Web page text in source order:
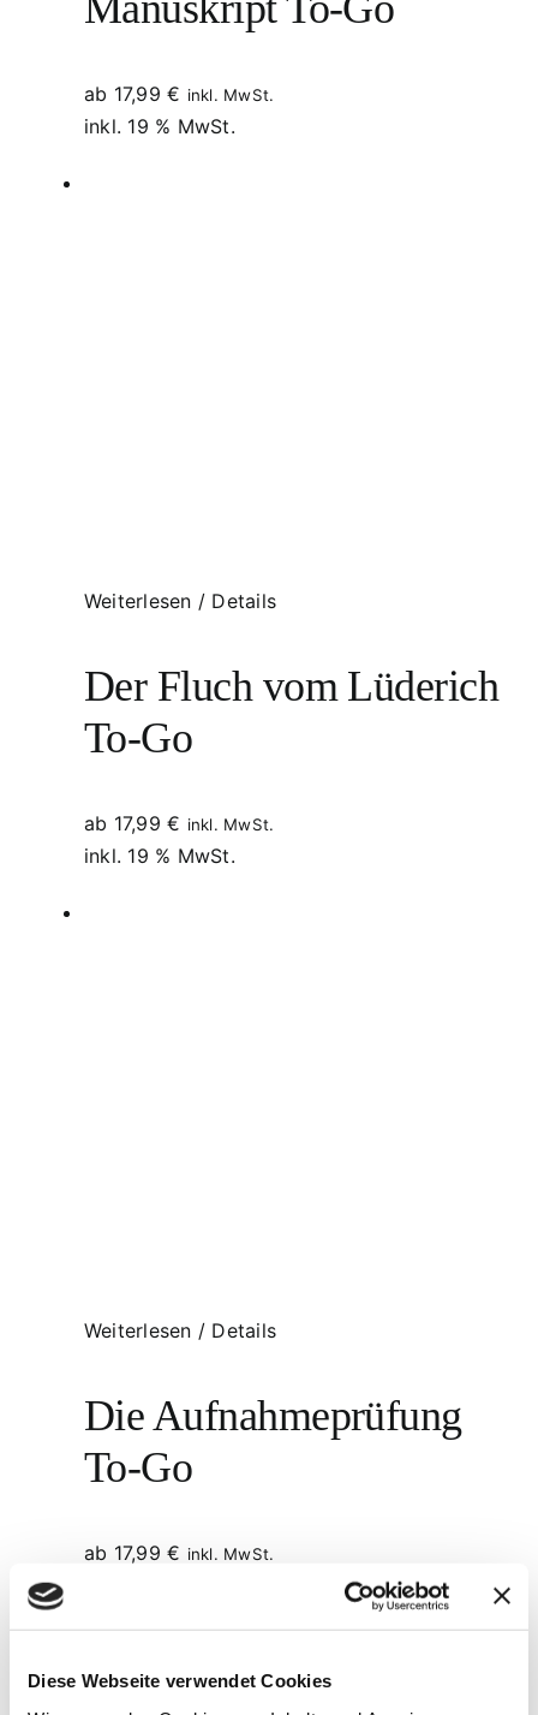
Diese Webseite verwendet Cookies
ab 17,99€ inkl. MwSt.
inkl. 19 % MwSt.
Weiterlesen / Details
Der Fluch vom Lüderich
To-Go
ab 17,99€ inkl. MwSt.
inkl. 19 % MwSt.
Weiterlesen / Details
Die Aufnahmeprüfung
To-Go
ab 17,99€ inkl. MwSt.